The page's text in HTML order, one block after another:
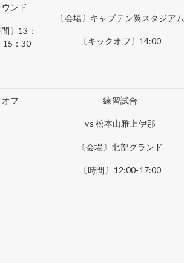
ウンド
間〕13：
15：30
〔会場〕キャプテン翼スタジアム
〔キックオフ〕14:00
オフ 練習試合
vs 松本山雅上伊那
〔会場〕北部グランド
〔時間〕12:00-17:00